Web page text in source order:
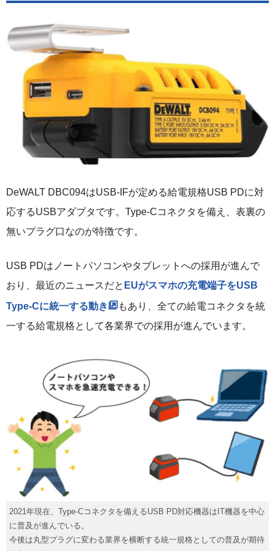
DeWALT DBC094はUSB-IFが定める給電規格USB PDに対
応するUSBアダプタです。Type-Cコネクタを備え、表裏の
無いプラグ口なのが特徴です。
USB PDはノートパソコンやタブレットへの採用が進んで
おり、最近のニュースだと EUがスマホの充電端子をUSB
Type-Cに統一する動き
もあり、全ての給電コネクタを統
一する給電規格として各業界での採用が進んでいます。
2021年現在、Type-Cコネクタを備えるUSB PD対応機器はIT機器を中心
に普及が進んでいる。
今後は丸型プラグに変わる業界を横断する統一規格としての普及が期待